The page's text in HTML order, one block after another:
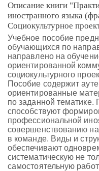
Описание книги
иностранного языка
Социокультурное
Учебное пособие
обучающихся по
направлено на
ориентированной
социокультурного
Пособие содержит
ориентированные
по заданной
способствуют
профессиональной
совершенствованию
в команде. Виды и
обеспечивают
систематическую не
самостоятельную